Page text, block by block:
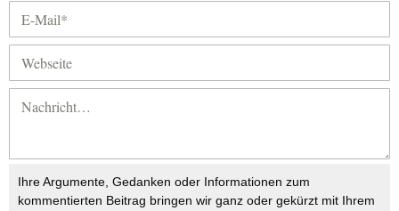
Ihre Argumente, Gedanken oder Informationen zum
kommentierten Beitrag bringen wir ganz oder gekürzt mit Ihrem